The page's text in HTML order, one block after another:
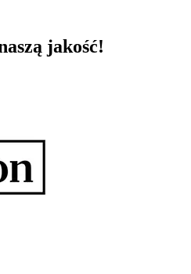
jakość!